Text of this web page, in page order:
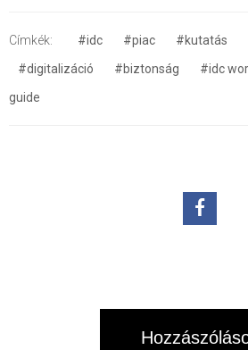
Címkék: #idc #piac #kutatás
#digitalizáció
#biztonság
#idc
guide